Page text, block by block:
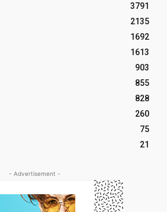
3791
2135
1692
1613
903
855
828
260
75
21
- Advertisement -